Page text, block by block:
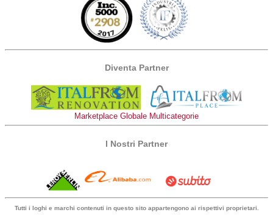
Diventa Partner
Marketplace Globale Multicategorie
I Nostri Partner
Tutti i loghi e marchi contenuti in questo sito appartengono ai rispettivi proprietari.